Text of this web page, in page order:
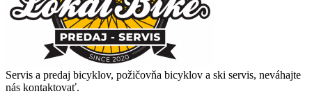
Servis a predaj bicyklov, požičovňa bicyklov a ski servis, neváhajte
nás kontaktovať.